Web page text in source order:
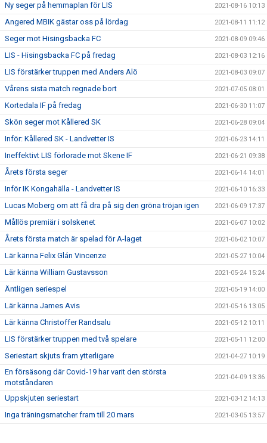
Ny seger på hemmaplan för LIS 2021-08-16 10:13
Angered MBIK gästar oss på lördag 2021-08-11 11:12
Seger mot Hisingsbacka FC 2021-08-09 09:46
LIS - Hisingsbacka FC på fredag 2021-08-03 12:16
LIS förstärker truppen med Anders Alö 2021-08-03 09:07
Vårens sista match regnade bort 2021-07-05 08:01
Kortedala IF på fredag 2021-06-30 11:07
Skön seger mot Kållered SK 2021-06-28 09:04
Inför: Kållered SK - Landvetter IS 2021-06-23 14:11
Ineffektivt LIS förlorade mot Skene IF 2021-06-21 09:38
Årets första seger 2021-06-14 14:01
Inför IK Kongahälla - Landvetter IS 2021-06-10 16:33
Lucas Moberg om att få dra på sig den gröna tröjan igen 2021-06-09 17:37
Mållös premiär i solskenet 2021-06-07 10:02
Årets första match är spelad för A-laget 2021-06-02 10:07
Lär känna Felix Glán Vincenze 2021-05-27 10:04
Lär känna William Gustavsson 2021-05-24 15:24
Äntligen seriespel 2021-05-19 14:00
Lär känna James Avis 2021-05-16 13:05
Lär känna Christoffer Randsalu 2021-05-12 10:11
LIS förstärker truppen med två spelare 2021-05-11 12:00
Seriestart skjuts fram ytterligare 2021-04-27 10:19
En försäsong där Covid-19 har varit den största
motståndaren
2021-04-09 13:36
Uppskjuten seriestart 2021-03-12 14:13
Inga träningsmatcher fram till 20 mars 2021-03-05 13:57